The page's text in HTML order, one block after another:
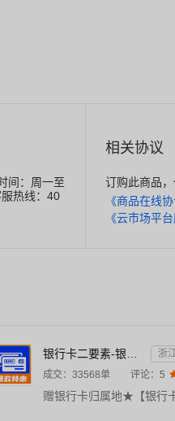
间：周一至
热线：40
相关协议
订购此商品
《商品在线协
《云市场平
银行卡二要素-银行卡三要素-银行四要素-银行卡二三四要素-银行卡核验-银行卡实名认证-银行卡二要素核验-...
浙
成交： 33568单 评论： 5